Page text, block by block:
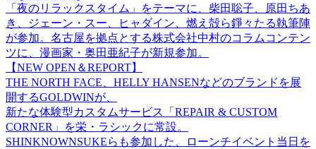
「夜のリラックスタイム」をテーマに、柴田聡子、原田ちあ
き、ジェーン・スー、ヒャダイン、燃え殻ら錚々たる執筆陣
が参加。名古屋を拠点とする株式会社中村のコラムコンテン
ツに、漫画家・奥田亜紀子が新規参加。
【NEW OPEN＆REPORT】
THE NORTH FACE、HELLY HANSENなどのブランドを展
開するGOLDWINが、
新たな体験型カスタムサービス「REPAIR & CUSTOM
CORNER」を栄・ラシックに常設。
SHINKNOWNSUKEらも参加した、ローンチイベント当日を